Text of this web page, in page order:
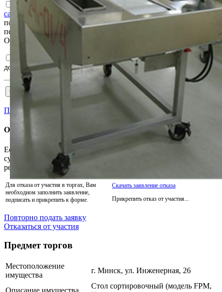
Ознакомлен с
Пользовательским соглашением интернет-
сайта e-auction.by и согласен с обработкой информации о
пользователе, в том числе персональных данных, а также их
передачей, в том числе трансграничной, в соответствии с ним.
Ознакомлен и согласен с
Подтверждаю достоверность сведений, указанных в
документах на участия в торгах.
Пройти аккредитацию
Отказаться от участия
Если Вы уже успели сделать оплату задатка, то выплаченная
сумма будет Вам возвращена на указанный Вами при
регистрации расчётный счёт.
Для отказа от участия в торгах, Вам
необходиом заполнить заявление,
подписать и прикрепить к форме.
Скачать заявление отказа
Прикрепить отказ от участия...
Повторно подать заявку
Отказаться от участия
Предмет торгов
Местоположение
имущества
г. Минск, ул. Инженерная, 26
Описание имущества
Стол сортировочный (модель FPM,